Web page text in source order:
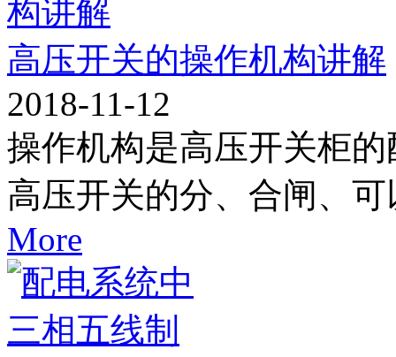
高压开关的操作机构讲解
2018-11-12
操作机构是高压开关柜
高压开关的分、合闸、
More